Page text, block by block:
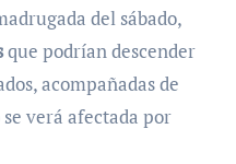
del sábado,
que podrían descender
acompañadas de
verá afectada por